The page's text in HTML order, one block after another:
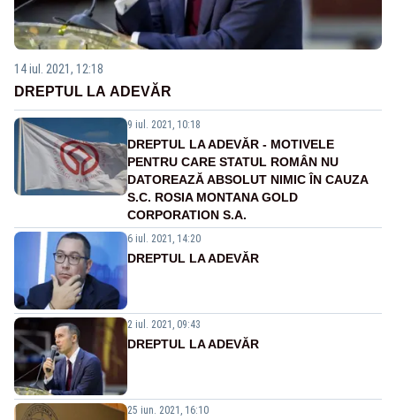
14 iul. 2021, 12:18
DREPTUL LA ADEVĂR
9 iul. 2021, 10:18
DREPTUL LA ADEVĂR - MOTIVELE
PENTRU CARE STATUL ROMÂN NU
DATOREAZĂ ABSOLUT NIMIC ÎN CAUZA
S.C. ROSIA MONTANA GOLD
CORPORATION S.A.
6 iul. 2021, 14:20
DREPTUL LA ADEVĂR
2 iul. 2021, 09:43
DREPTUL LA ADEVĂR
25 iun. 2021, 16:10